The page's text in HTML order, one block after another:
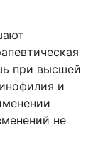
при высшей
и
не